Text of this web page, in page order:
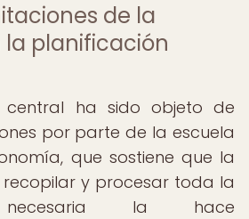
de la
planificación
central ha sido objeto de
por parte de la escuela
que sostiene que la
y procesar toda la
necesaria la hace